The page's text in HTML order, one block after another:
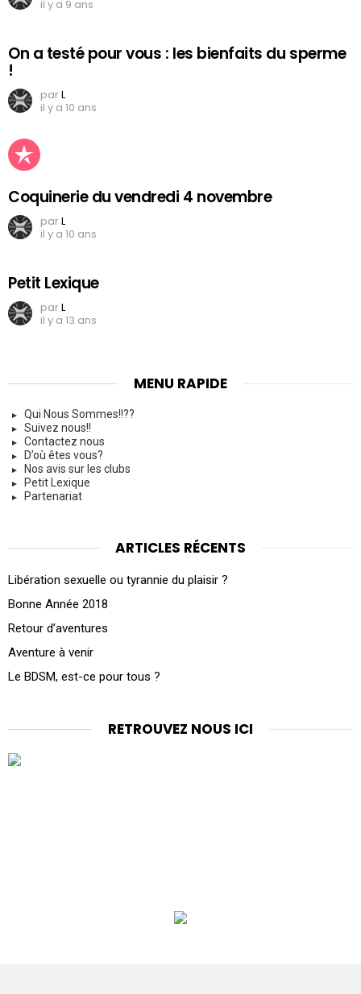
il y a 9 ans
On a testé pour vous : les bienfaits du sperme
!
parL
il y a 10 ans
Coquinerie du vendredi 4 novembre
parL
il y a 10 ans
Petit Lexique
parL
il y a 13 ans
MENU RAPIDE
Qui Nous Sommes!!??
Suivez nous!!
Contactez nous
D’où êtes vous?
Nos avis sur les clubs
Petit Lexique
Partenariat
ARTICLES RÉCENTS
Libération sexuelle ou tyrannie du plaisir ?
Bonne Année 2018
Retour d’aventures
Aventure à venir
Le BDSM, est-ce pour tous ?
RETROUVEZ NOUS ICI